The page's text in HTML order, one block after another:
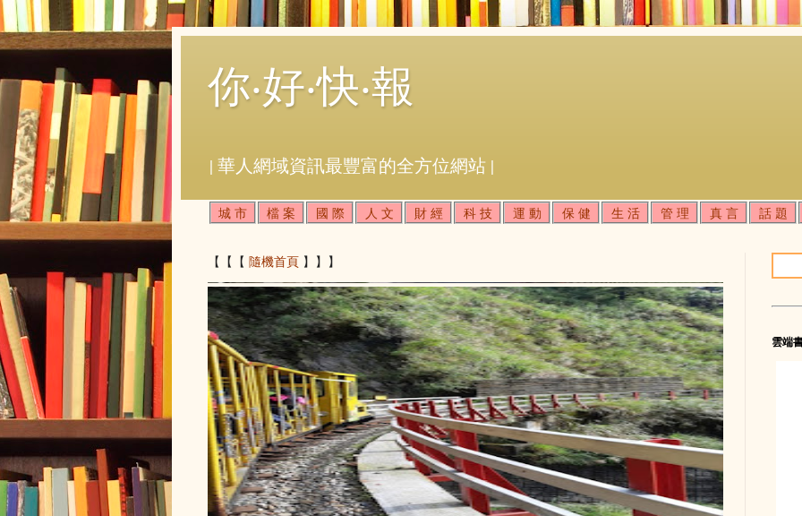
你‧好‧快‧報
| 華人網域資訊最豐富的全方位網站 |
城 市 檔 案 國 際 人 文 財 經 科 技 運 動 保 健 生 活 管 理 真 言 話 題
【【【 隨機首頁 】】】
雲端